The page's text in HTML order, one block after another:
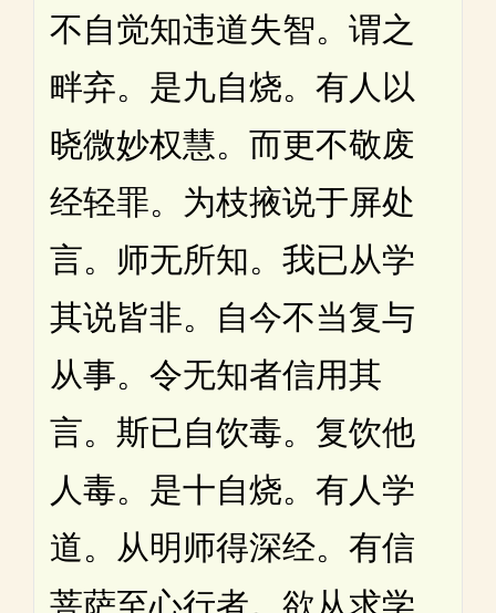
不自觉知违道失智。谓之
畔弃。是九自烧。有人以
晓微妙权慧。而更不敬废
经轻罪。为枝掖说于屏处
言。师无所知。我已从学
其说皆非。自今不当复与
从事。令无知者信用其
言。斯已自饮毒。复饮他
人毒。是十自烧。有人学
道。从明师得深经。有信
菩萨至心行者。欲从求学